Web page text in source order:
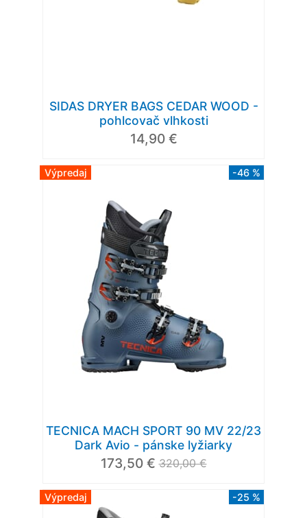
SIDAS DRYER BAGS CEDAR WOOD -
pohlcovač vlhkosti
14,90 €
Výpredaj -46 %
TECNICA MACH SPORT 90 MV 22/23
Dark Avio - pánske lyžiarky
173,50 € 320,00 €
Výpredaj -25 %